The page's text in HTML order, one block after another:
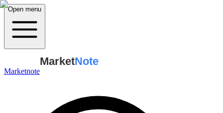
Open menu
Marketnote
MarketNote